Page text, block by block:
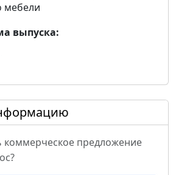
мебели
выпуска:
коммерческое предложение